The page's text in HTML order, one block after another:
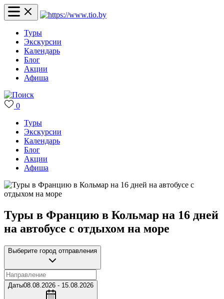
Туры
Экскурсии
Календарь
Блог
Акции
Афиша
0
Туры
Экскурсии
Календарь
Блог
Акции
Афиша
Туры в Францию в Кольмар на 16 дней
на автобусе с отдыхом на море
Выберите город отправления
Даты08.08.2026 - 15.08.2026